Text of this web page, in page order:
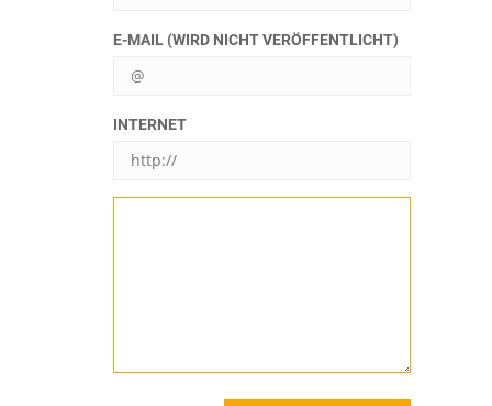
E-MAIL (WIRD NICHT VERÖFFENTLICHT)
INTERNET